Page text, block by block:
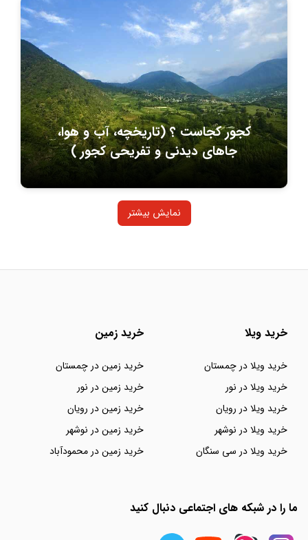
کجور کجاست ؟ (تاریخچه، آب و هوا،
جاهای دیدنی و تفریحی کجور )
نمایش بیشتر
خرید ویلا
خرید ویلا در چمستان
خرید ویلا در نور
خرید ویلا در رویان
خرید ویلا در نوشهر
خرید ویلا در سی سنگان
خرید زمین
خرید زمین در چمستان
خرید زمین در نور
خرید زمین در رویان
خرید زمین در نوشهر
خرید زمین در محمودآباد
ما را در شبکه های اجتماعی دنبال کنید